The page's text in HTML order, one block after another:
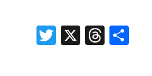
T
X
T